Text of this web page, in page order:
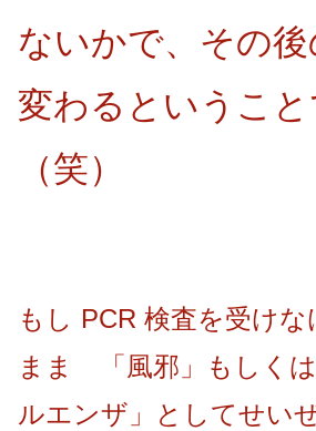
ないかで、その
変わるということ
（笑）
もし PCR 検査を受け
まま 「風邪」もしく
ルエンザ」としてせい